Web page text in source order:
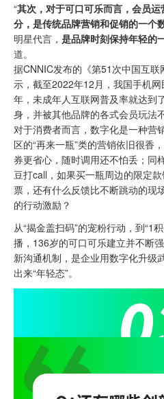
“其次，对于可口可乐而言，会员
分，是传统品牌营销和促销的一个
明星代言， 是品牌时刻保持年轻的
道。
据CNNIC发布的《第51次中国互
示，截至2022年12月，我国手机
年，未成年人互联网普及率就达到
身，并被其他品牌的各式会员玩法
对于消费者而言，数字化是一种营
区的“再来一瓶”类的营销依旧很香
券更省心，随时调用还不怕丢；同
豆打call，如果买一瓶周边的限定
票，还有什么反馈比不断跳动的现
的行动激励？
从“揭金盖扫码”的宠粉行动，到“1
播，136岁的可口可乐建立并不断
新沟通机制，是企业用数字化升级
出来“年轻态”。